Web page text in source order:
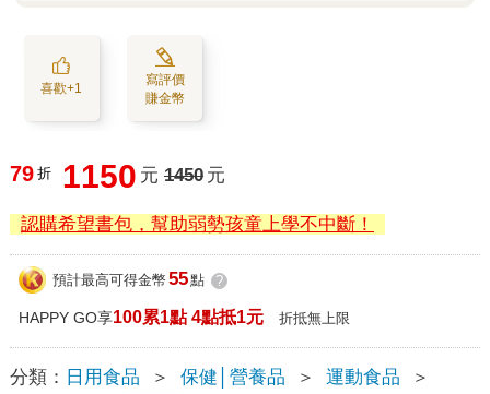
喜歡+1
寫評價
賺金幣
79 折 1150 元 1450 元
認購希望書包，幫助弱勢孩童上學不中斷！
預計最高可得金幣 55點 ?
HAPPY GO享100累1點 4點抵1元 折抵無上限
分類： 日用食品 ＞ 保健│營養品 ＞ 運動食品
＞